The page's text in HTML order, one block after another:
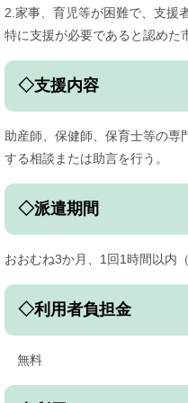
2.家事、育児等が困難で、支援
特に支援が必要であると認めた
◇支援内容
助産師、保健師、保育士等の専
する相談または助言を行う。
◇派遣期間
おおむね3か月、1回1時間以内
◇利用者負担金
無料